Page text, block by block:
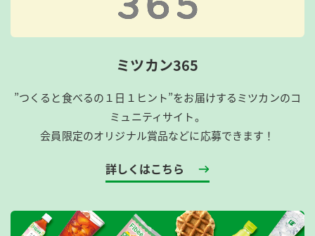
ミツカン365
”つくると食べるの１日１ヒント”をお届けするミツカンのコ
ミュニティサイト。
会員限定のオリジナル賞品などに応募できます！
詳しくはこちら